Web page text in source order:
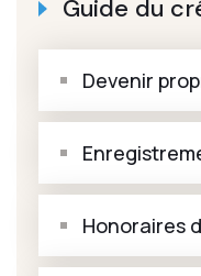
Guide du
Devenir
Honoraires